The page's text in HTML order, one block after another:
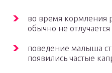
во время кормления
обычно не отлучается
поведение малыша
появились частые